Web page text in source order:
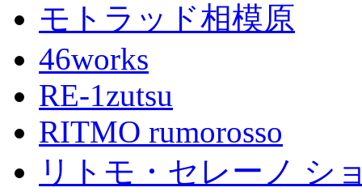
モトラッド相模原
46works
RE-1zutsu
RITMO rumorosso
リトモ・セレーノ シ